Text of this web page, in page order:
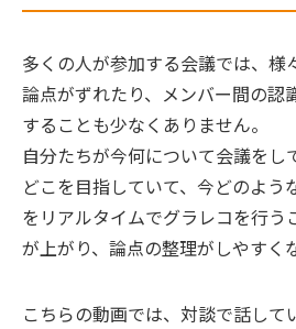
多くの人が参加する会議では、様
論点がずれたり、 メンバー間の認
することも少なくありません。
自分たちが今何について会議をし
どこを目指していて、今どのよう
をリアルタイムでグラレコを行う
が上がり、論点の整理がしやすく
こちらの動画では、対談で話して